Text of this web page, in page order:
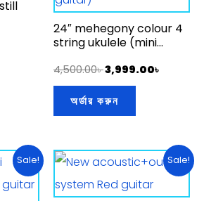
24″ mehegony colour 4
string ukulele (mini
4,500.00৳3,999.00৳
অর্ডার করুন
Sale!
.
Current
price
is:
4,999.00৳ .
Sale!
Original
price
was:
3,999.00৳ .
price